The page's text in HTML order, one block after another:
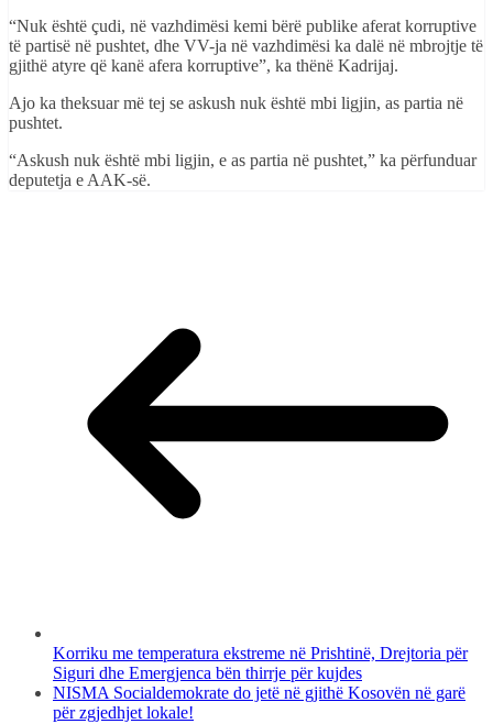
“Nuk është çudi, në vazhdimësi kemi bërë publike aferat korruptive
të partisë në pushtet, dhe VV-ja në vazhdimësi ka dalë në mbrojtje të
gjithë atyre që kanë afera korruptive”, ka thënë Kadrijaj.
Ajo ka theksuar më tej se askush nuk është mbi ligjin, as partia në
pushtet.
“Askush nuk është mbi ligjin, e as partia në pushtet,” ka përfunduar
deputetja e AAK-së.
Korriku me temperatura ekstreme në Prishtinë, Drejtoria për
Siguri dhe Emergjenca bën thirrje për kujdes
NISMA Socialdemokrate do jetë në gjithë Kosovën në garë
për zgjedhjet lokale!